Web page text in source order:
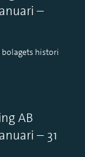
–
histori
AB
– 31